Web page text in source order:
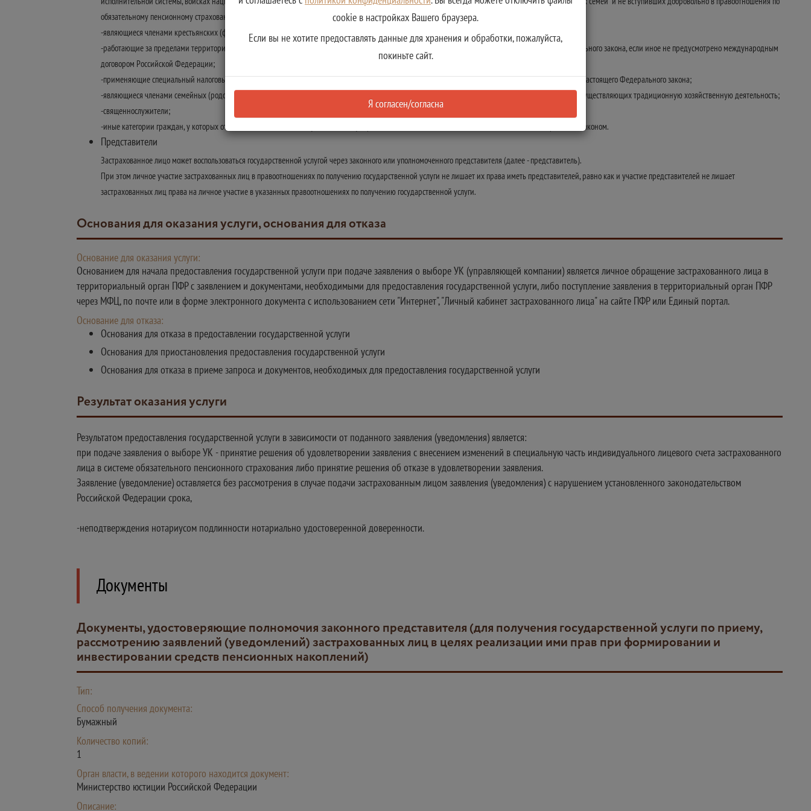
обязательному пенсионному страхованию или прекративших такие правоотношения в соответствии со статьей 29 настоящего Федерального закона;
-являющиеся членами крестьянских (фермерских) хозяйств;
-работающие за пределами территории Российской Федерации в случае уплаты страховых взносов в соответствии со статьей 29 настоящего Федерального закона, если иное не предусмотрено международным
договором Российской Федерации;
-применяющие специальный налоговый режим "Налог на профессиональный доход" в случае уплаты страховых взносов в соответствии со статьей 29 настоящего Федерального закона;
-являющиеся членами семейных (родовых) общин коренных малочисленных народов Севера, Сибири и Дальнего Востока Российской Федерации, осуществляющих традиционную хозяйственную деятельность;
-священнослужители;
-иные категории граждан, у которых отношения по обязательному пенсионному страхованию возникают в соответствии с настоящим Федеральным законом.
Представители
Застрахованное лицо может воспользоваться государственной услугой через законного или уполномоченного представителя (далее - представитель).
При этом личное участие застрахованных лиц в правоотношениях по получению государственной услуги не лишает их права иметь представителей, равно как и участие представителей не лишает
застрахованных лиц права на личное участие в указанных правоотношениях по получению государственной услуги.
Основания для оказания услуги, основания для отказа
Основание для оказания услуги:
Основанием для начала предоставления государственной услуги при подаче заявления о выборе УК (управляющей компании) является личное обращение застрахованного лица в
территориальный орган ПФР с заявлением и документами, необходимыми для предоставления государственной услуги, либо поступление заявления в территориальный орган ПФР
через МФЦ, по почте или в форме электронного документа с использованием сети "Интернет", "Личный кабинет застрахованного лица" на сайте ПФР или Единый портал.
Основание для отказа:
Основания для отказа в предоставлении государственной услуги
Основания для приостановления предоставления государственной услуги
Основания для отказа в приеме запроса и документов, необходимых для предоставления государственной услуги
Результат оказания услуги
Результатом предоставления государственной услуги в зависимости от поданного заявления (уведомления) является:
при подаче заявления о выборе УК - принятие решения об удовлетворении заявления с внесением изменений в специальную часть индивидуального лицевого счета застрахованного
лица в системе обязательного пенсионного страхования либо принятие решения об отказе в удовлетворении заявления.
Заявление (уведомление) оставляется без рассмотрения в случае подачи застрахованным лицом заявления (уведомления) с нарушением установленного законодательством
Российской Федерации срока,
-неподтверждения нотариусом подлинности нотариально удостоверенной доверенности.
Документы
Документы, удостоверяющие полномочия законного представителя (для получения государственной услуги по приему,
рассмотрению заявлений (уведомлений) застрахованных лиц в целях реализации ими прав при формировании и
инвестировании средств пенсионных накоплений)
Тип:
Способ получения документа:
Бумажный
Количество копий:
1
Орган власти, в ведении которого находится документ:
Министерство юстиции Российской Федерации
Описание:
cookie в настройках Вашего браузера.
Если вы не хотите предоставлять данные для хранения и обработки, пожалуйста,
покиньте сайт.
Я согласен/согласна